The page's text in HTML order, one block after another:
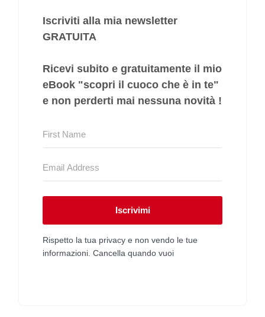
Iscriviti alla mia newsletter
GRATUITA
Ricevi subito e gratuitamente il mio
eBook "scopri il cuoco che è in te"
e non perderti mai nessuna novità !
Iscrivimi
Rispetto la tua privacy e non vendo le tue
informazioni. Cancella quando vuoi